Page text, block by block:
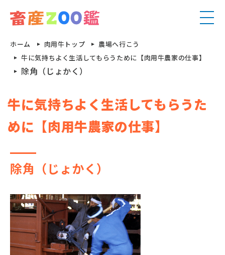
鶏
特養家畜
テーマでみる
ホーム 肉用牛トップ
農場へ行こう
牛に気持ちよく生活してもらうために【肉用牛農家の仕事】
除角（じょかく）
牛に気持ちよく生活してもらうた
めに【肉用牛農家の仕事】
除角（じょかく）